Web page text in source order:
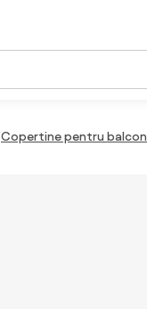
Copertine pentru balcon